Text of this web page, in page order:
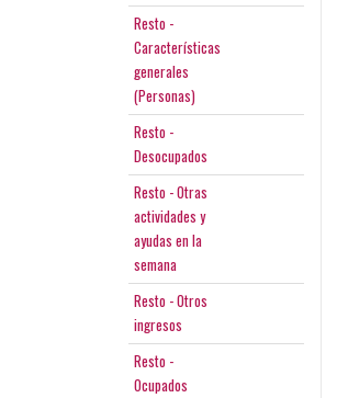
Resto -
Características
generales
(Personas)
Resto -
Desocupados
Resto - Otras
actividades y
ayudas en la
semana
Resto - Otros
ingresos
Resto -
Ocupados